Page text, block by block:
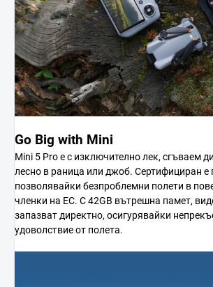
Go Big with Mini
Mini 5 Pro е с изключително лек, сгъваем
лесно в раница или джоб. Сертифициран е
позволявайки безпроблемни полети в
членки на ЕС. С 42GB вътрешна памет,
запазват директно, осигурявайки
удоволствие от полета.